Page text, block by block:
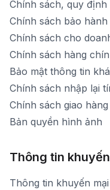
Chính sách, quy định
Chính sách bảo hành
Chính sách cho
Chính sách hàng
Bảo mật thông tin
Chính sách nhập lại
Chính sách giao hàng
Bản quyền hình ảnh
Thông tin
Thông tin khuyến mại